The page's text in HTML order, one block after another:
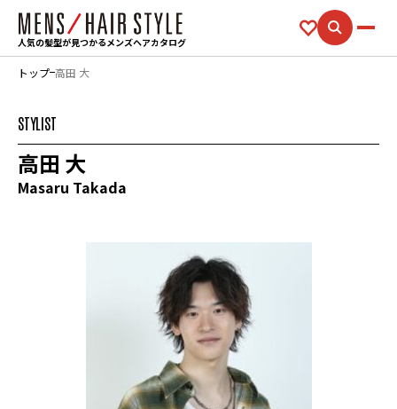
人気の髪型が見つかるメンズヘアカタログ
トップ 高田 大
STYLIST
高田 大
Masaru Takada